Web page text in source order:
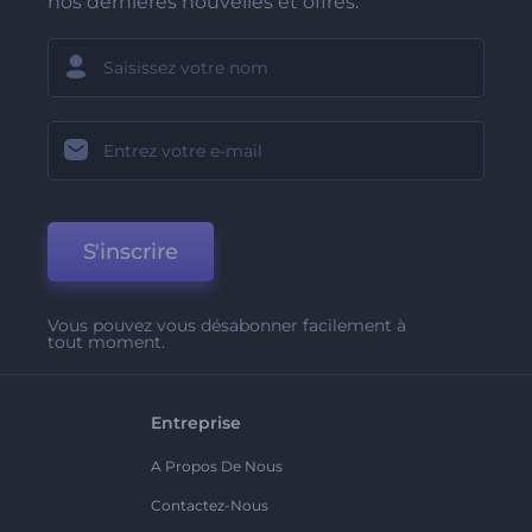
S'inscrire
Vous pouvez vous désabonner facilement à
tout moment.
Entreprise
A Propos De Nous
Contactez-Nous